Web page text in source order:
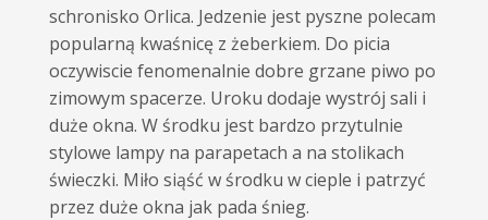
schronisko Orlica. Jedzenie jest pyszne polecam
popularną kwaśnicę z żeberkiem. Do picia
oczywiscie fenomenalnie dobre grzane piwo po
zimowym spacerze. Uroku dodaje wystrój sali i
duże okna. W środku jest bardzo przytulnie
stylowe lampy na parapetach a na stolikach
świeczki. Miło siąść w środku w cieple i patrzyć
przez duże okna jak pada śnieg.